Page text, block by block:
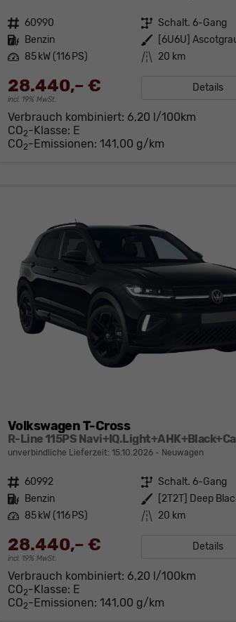
Fahrzeugnr. 60990 Getriebe Schalt. 6-Gang
Kraftstoff Benzin Außenfarbe
[6U6U]
Leistung 85 kW (116 PS) Kilometerstand 20 km
28.440,– €
incl. 19% MwSt.
Details
Verbrauch kombiniert: 6,20 l/100km
CO2-Klasse: E
CO2-Emissionen: 141,00 g/km
Volkswagen T-Cross
unverbindliche Lieferzeit: 15.10.2026 Neuwagen
Fahrzeugnr. 60992 Getriebe Schalt. 6-Gang
Kraftstoff Benzin Außenfarbe
Leistung 85 kW (116 PS) Kilometerstand 20 km
28.440,– €
incl. 19% MwSt.
Details
Verbrauch kombiniert: 6,20 l/100km
CO2-Klasse: E
CO2-Emissionen: 141,00 g/km